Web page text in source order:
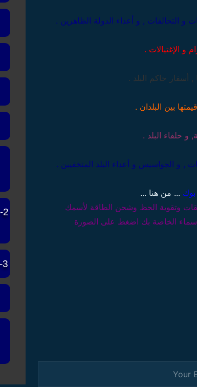
و التحالفات , و أعداء الدولة الظاهرين .
و الإغتيالات .
, أسفار حاكم البلد .
بين البلدان .
و حلفاء البلد .
, و الجواسيس و أعداء البلد المتخفيين .
... من هنا ...
وتقوية الحظ وشحن الطاقة لأسمك
الخاصة بك اضغط على الصورة
3- حاسبة البرج الباطني { العربي }